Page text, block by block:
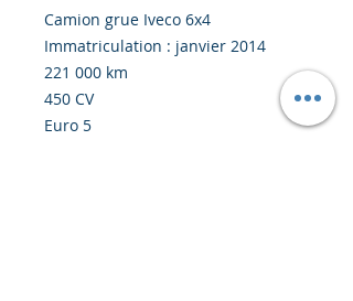
Camion grue Iveco 6x4
Immatriculation : janvier 2014
221 000 km
450 CV
Euro 5